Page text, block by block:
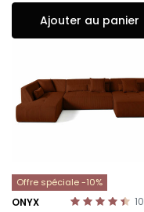
Ajouter au panier
Offre spéciale -10%
10
ONYX